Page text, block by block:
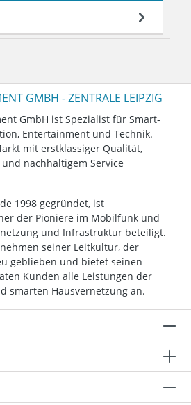
GMBH - ZENTRALE LEIPZIG
GmbH ist Spezialist für Smart-
Entertainment und Technik.
mit erstklassiger Qualität,
nachhaltigem Service
1998 gegründet, ist
der Pioniere im Mobilfunk und
und Infrastruktur beteiligt.
seiner Leitkultur, der
geblieben und bietet seinen
Kunden alle Leistungen der
smarten Hausvernetzung an.